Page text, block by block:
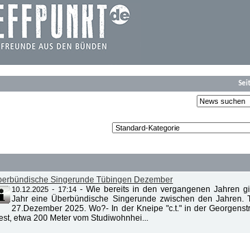
Singerunde Tübingen Dezember
10.12.2025 - 17:14 -Wie bereits in den vergangenen Jahren
Jahr eine Überbündische Singerunde zwischen den Jahren.
27.Dezember 2025. Wo?- In der Kneipe "c.t." in der
etwa 200 Meter vom Studiwohnhei...